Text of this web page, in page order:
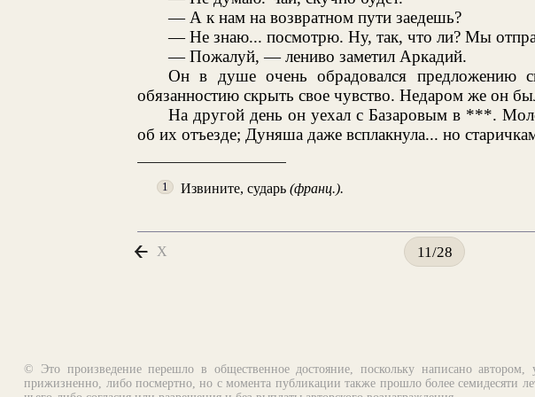
— А к нам на возвратном пути заедешь?
— Не знаю... посмотрю. Ну, так, что ли? Мы
— Пожалуй, — лениво заметил Аркадий.
Он в душе очень обрадовался предложению
обязанностию скрыть свое чувство. Недаром же он
На другой день он уехал с Базаровым в ***.
об их отъезде; Дуняша даже всплакнула... но
1 Извините, сударь (франц.).
X 11/28
© Это произведение перешло в общественное достояние, поскольку написано
прижизненно, либо посмертно, но с момента публикации также прошло более семидесяти